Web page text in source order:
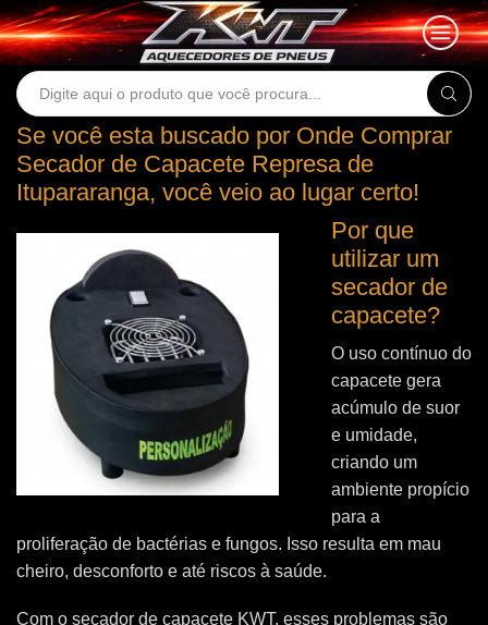
Search
Se você esta buscado por Onde Comprar
Secador de Capacete Represa de
Itupararanga, você veio ao lugar certo!
Por que
utilizar um
secador de
capacete?
O uso contínuo do
capacete gera
acúmulo de suor
e umidade,
criando um
ambiente propício
para a
proliferação de bactérias e fungos. Isso resulta em mau
cheiro, desconforto e até riscos à saúde.
Com o secador de capacete KWT, esses problemas são